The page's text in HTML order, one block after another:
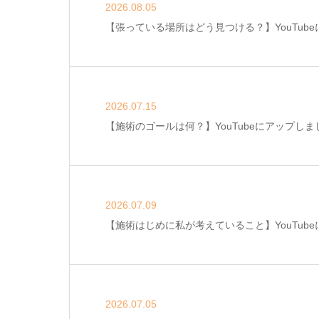
2026.08.05
【張っている場所はどう見つける？】
2026.07.15
【施術のゴールは何？】YouTubeにアップしま
2026.07.09
【施術はじめに私が考えていること】
2026.07.05